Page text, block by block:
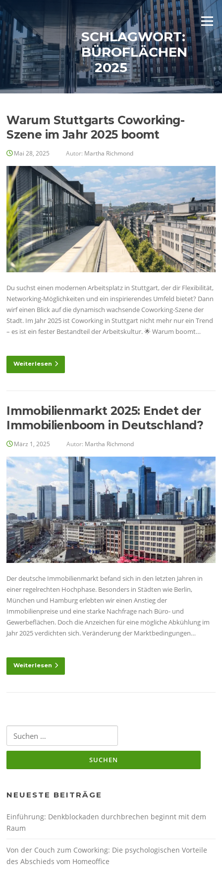
Zum
Inhalt
springen
Menü
SCHLAGWORT:
BÜROFLÄCHEN
2025
Warum Stuttgarts Coworking-
Szene im Jahr 2025 boomt
Mai 28, 2025 Autor: Martha Richmond
Du suchst einen modernen Arbeitsplatz in Stuttgart, der dir Flexibilität,
Networking-Möglichkeiten und ein inspirierendes Umfeld bietet? Dann
wirf einen Blick auf die dynamisch wachsende Coworking-Szene der
Stadt. Im Jahr 2025 ist Coworking in Stuttgart nicht mehr nur ein Trend
– es ist ein fester Bestandteil der Arbeitskultur. 🌟 Warum boomt…
Weiterlesen
Immobilienmarkt 2025: Endet der
Immobilienboom in Deutschland?
März 1, 2025 Autor: Martha Richmond
Der deutsche Immobilienmarkt befand sich in den letzten Jahren in
einer regelrechten Hochphase. Besonders in Städten wie Berlin,
München und Hamburg erlebten wir einen Anstieg der
Immobilienpreise und eine starke Nachfrage nach Büro- und
Gewerbeflächen. Doch die Anzeichen für eine mögliche Abkühlung im
Jahr 2025 verdichten sich. Veränderung der Marktbedingungen…
Weiterlesen
nach:
NEUESTE BEITRÄGE
Einführung: Denkblockaden durchbrechen beginnt mit dem
Raum
Von der Couch zum Coworking: Die psychologischen Vorteile
des Abschieds vom Homeoffice